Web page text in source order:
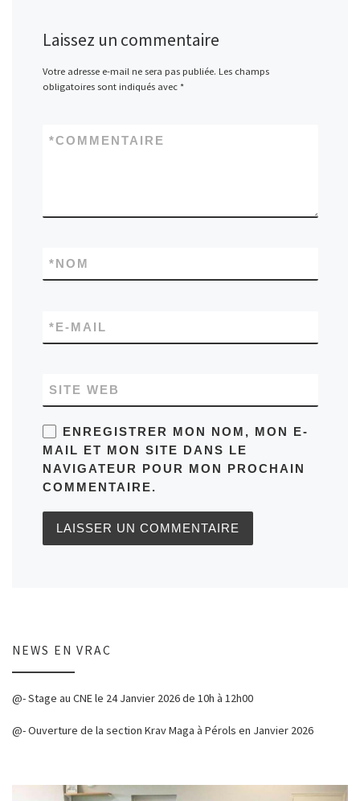
Laissez un commentaire
Votre adresse e-mail ne sera pas publiée. Les champs
obligatoires sont indiqués avec *
COMMENTAIRE
*
NOM
*
E-MAIL
*
SITE WEB
ENREGISTRER MON NOM, MON E-
MAIL ET MON SITE DANS LE
NAVIGATEUR POUR MON PROCHAIN
COMMENTAIRE.
NEWS EN VRAC
@- Stage au CNE le 24 Janvier 2026 de 10h à 12h00
@- Ouverture de la section Krav Maga à Pérols en Janvier 2026